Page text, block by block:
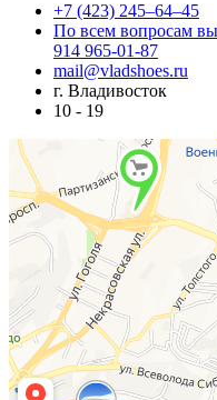
+7 (423) 245–64–45
По всем вопросам
914 965-01-87
mail@vladshoes.ru
г. Владивосток
10 - 19